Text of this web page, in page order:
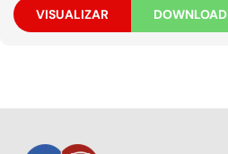
VISUALIZAR DOWNLOAD